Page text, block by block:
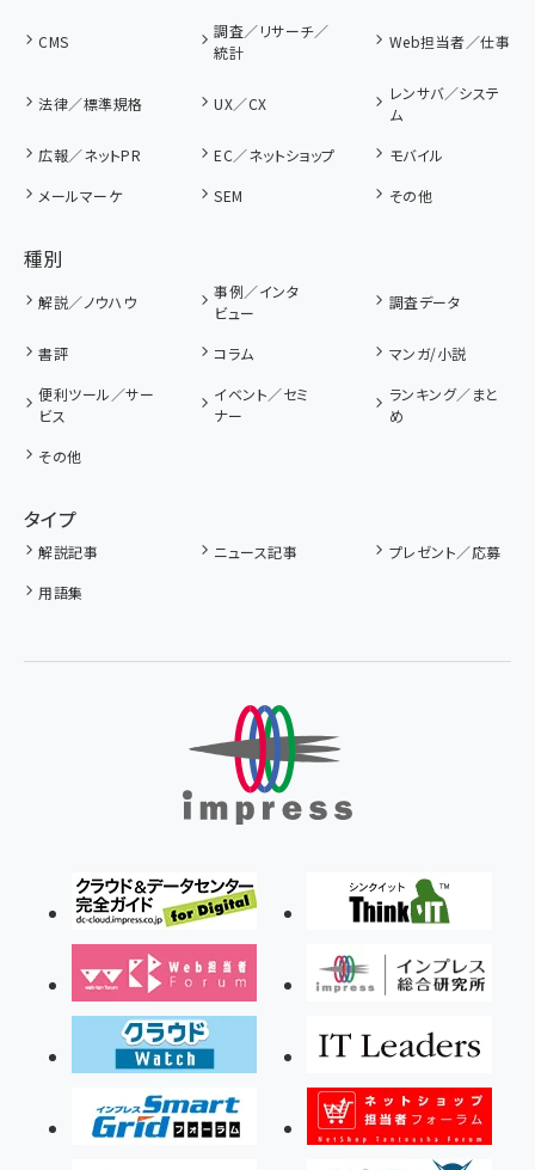
CMS
調査／リサーチ／
統計
Web担当者／仕事
法律／標準規格 UX／CX
レンサバ／システ
ム
広報／ネットPR
EC／ネットショップ
モバイル
メールマーケ
SEM その他
種別
解説／ノウハウ
事例／インタ
ビュー
調査データ
書評 コラム
マンガ/小説
便利ツール／サー
ビス
イベント／セミ
ナー
ランキング／まと
め
その他
タイプ
解説記事 ニュース記事
プレゼント／応募
用語集